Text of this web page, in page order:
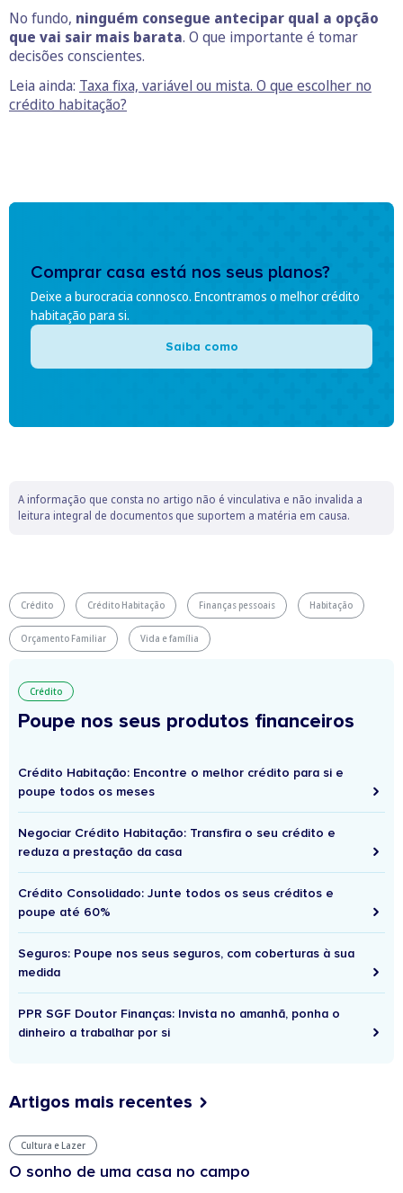
No fundo, ninguém consegue antecipar qual a opção
que vai sair mais barata. O que importante é tomar
decisões conscientes.
Leia ainda: Taxa fixa, variável ou mista. O que escolher no
crédito habitação?
Comprar casa está nos seus planos?
Deixe a burocracia connosco. Encontramos o melhor crédito
habitação para si.
Saiba como
A informação que consta no artigo não é vinculativa e não invalida a
leitura integral de documentos que suportem a matéria em causa.
Crédito Crédito Habitação Finanças pessoais Habitação
Orçamento Familiar Vida e família
Crédito
Poupe nos seus produtos financeiros
Crédito Habitação: Encontre o melhor crédito para si e
poupe todos os meses
Negociar Crédito Habitação: Transfira o seu crédito e
reduza a prestação da casa
Crédito Consolidado: Junte todos os seus créditos e
poupe até 60%
Seguros: Poupe nos seus seguros, com coberturas à sua
medida
PPR SGF Doutor Finanças: Invista no amanhã, ponha o
dinheiro a trabalhar por si
Artigos mais recentes
Cultura e Lazer
O sonho de uma casa no campo